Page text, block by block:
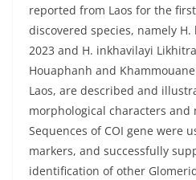
reported from Laos for the
discovered species, namely
2023 and H. inkhavilayi
Houaphanh and
Laos, are described and
morphological characters and
Sequences of COI gene were
markers, and successfully
identification of other